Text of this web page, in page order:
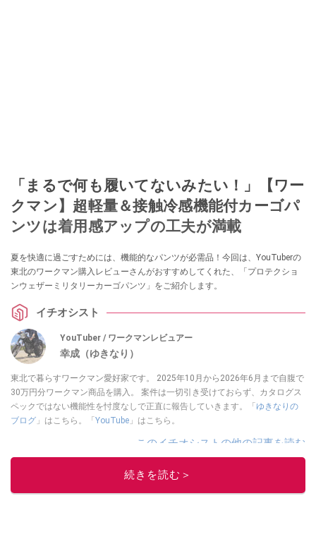
「まるで何も履いてないみたい！」【ワー
クマン】超軽量＆接触冷感機能付カーゴパ
ンツは着用感アップの工夫が満載
夏を快適に過ごすためには、機能的なパンツが必需品！今回は、YouTuberの
東北のワークマン購入レビューさんがおすすめしてくれた、「プロテクショ
ンウェザーミリタリーカーゴパンツ」をご紹介します。
イチオシスト
YouTuber / ワークマンレビュアー
幸成（ゆきなり）
東北で暮らすワークマン愛好家です。 2025年10月から2026年6月まで自腹で
30万円分ワークマン商品を購入。 案件は一切引き受けておらず、カタログス
ペックではない機能性を忖度なしで正直に報告していきます。「 ゆきなりの
ブログ 」はこちら。「 YouTube 」はこちら。
このイチオシストの他の記事を読む
続きを読む＞